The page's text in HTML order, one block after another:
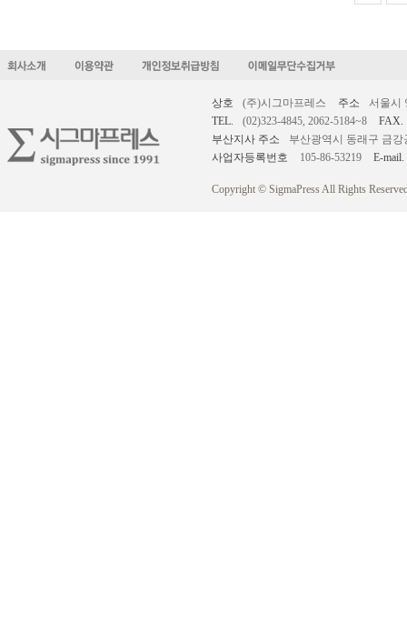
상호 (주)시그마프레스 주소
서울시
TEL.
(02)323-4845, 2062-5184~8
FAX.
부산지사 주소
부산광역시 동래구 금강
사업자등록번호
105-86-53219 E-mail.
Copyright © SigmaPress All Rights